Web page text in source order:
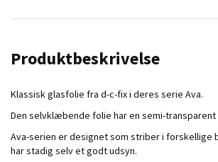
Produktbeskrivelse
Klassisk glasfolie fra d-c-fix i deres serie Ava.
Den selvklæbende folie har en semi-
Ava-serien er designet som striber i forskellige
har stadig selv et godt udsyn.